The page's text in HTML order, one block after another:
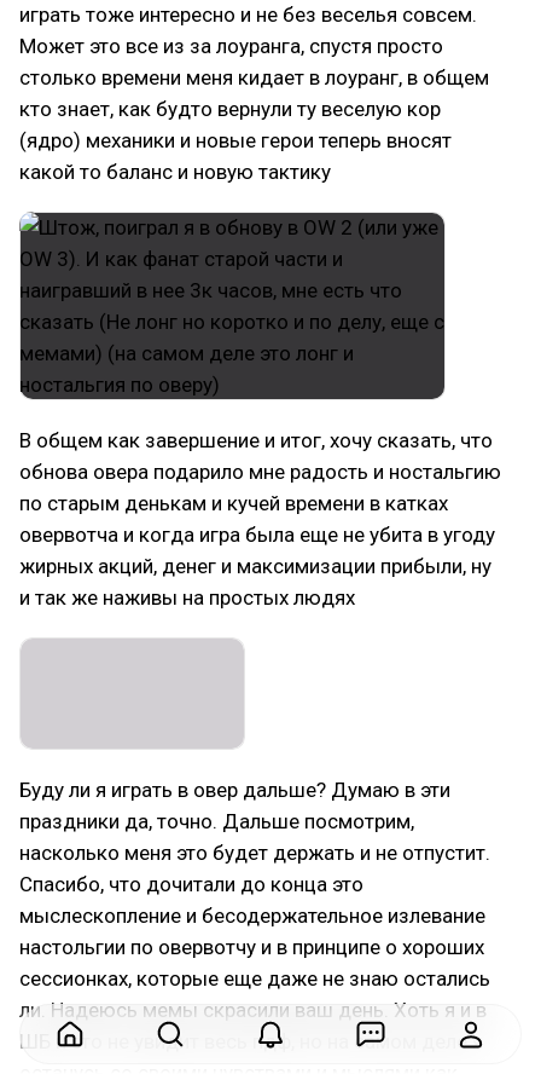
играть тоже интересно и не без веселья совсем.
Может это все из за лоуранга, спустя просто
столько времени меня кидает в лоуранг, в общем
кто знает, как будто вернули ту веселую кор
(ядро) механики и новые герои теперь вносят
какой то баланс и новую тактику
В общем как завершение и итог, хочу сказать, что
обнова овера подарило мне радость и ностальгию
по старым денькам и кучей времени в катках
овервотча и когда игра была еще не убита в угоду
жирных акций, денег и максимизации прибыли, ну
и так же наживы на простых людях
Буду ли я играть в овер дальше? Думаю в эти
праздники да, точно. Дальше посмотрим,
насколько меня это будет держать и не отпустит.
Спасибо, что дочитали до конца это
мыслескопление и бесодержательное излевание
настольгии по овервотчу и в принципе о хороших
сессионках, которые еще даже не знаю остались
ли. Надеюсь мемы скрасили ваш день. Хоть я и в
ШБ и это не увидит весь пдф, но на самом деле я